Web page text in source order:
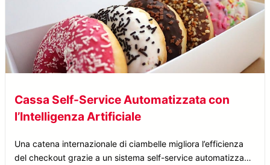
Cassa Self-Service Automatizzata con
l’Intelligenza Artificiale
Una catena internazionale di ciambelle migliora l’efficienza
del checkout grazie a un sistema self-service automatizzato